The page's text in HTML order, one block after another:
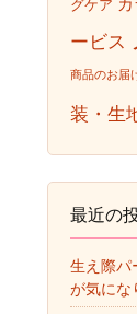
グケア
ービス
商品のお届
装・生
最近の
生え際パ
が気にな